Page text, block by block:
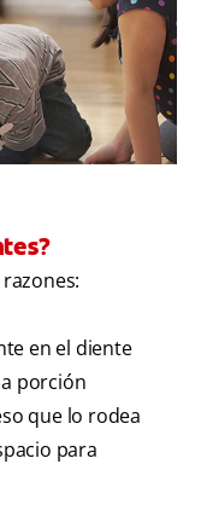
PROFESIONALES
CUPONES
EC (ES)
en el diente
porción
que lo rodea
para